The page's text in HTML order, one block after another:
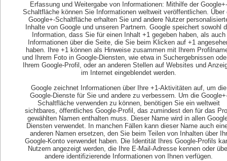
Erfassung und Weitergabe von Informationen: Mithilfe der Google+-
Schaltfläche können Sie Informationen weltweit veröffentlichen. Über
Google+-Schaltfläche erhalten Sie und andere Nutzer
Inhalte von Google und unseren Partnern. Google speichert sowohl
Information, dass Sie für einen Inhalt +1 gegeben haben, als auch
Informationen über die Seite, die Sie beim Klicken auf +1
haben. Ihre +1 können als Hinweise zusammen mit Ihrem
und Ihrem Foto in Google-Diensten, wie etwa in Suchergebnissen
Ihrem Google-Profil, oder an anderen Stellen auf Websites und
im Internet eingeblendet werden.
Google zeichnet Informationen über Ihre +1-Aktivitäten auf, um die
Google-Dienste für Sie und andere zu verbessern. Um die
Schaltfläche verwenden zu können, benötigen Sie ein weltweit
sichtbares, öffentliches Google-Profil, das zumindest den für das
gewählten Namen enthalten muss. Dieser Name wird in allen
Diensten verwendet. In manchen Fällen kann dieser Name auch
anderen Namen ersetzen, den Sie beim Teilen von Inhalten über Ihr
Google-Konto verwendet haben. Die Identität Ihres Google-Profils
Nutzern angezeigt werden, die Ihre E-Mail-Adresse kennen oder
andere identifizierende Informationen von Ihnen verfügen.